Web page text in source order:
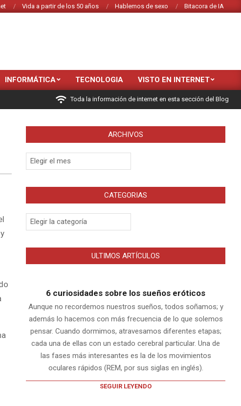
Vida a partir de los 50 años Hablemos de sexo Bitacora de IA
INFORMÁTICA TECNOLOGIA VISTO EN INTERNET
Toda la información de internet en esta sección del Blog
ARCHIVOS
Archivos
CATEGORIAS
Categorias
ULTIMOS ARTÍCULOS
6 curiosidades sobre los sueños eróticos
Aunque no recordemos nuestros sueños, todos soñamos; y
además lo hacemos con más frecuencia de lo que solemos
pensar. Cuando dormimos, atravesamos diferentes etapas;
cada una de ellas con un estado cerebral particular. Una de
las fases más interesantes es la de los movimientos
oculares rápidos (REM, por sus siglas en inglés).
SEGUIR LEYENDO